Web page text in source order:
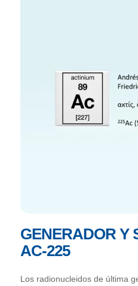
GENERADOR Y
AC-225
Los radionucleidos de última